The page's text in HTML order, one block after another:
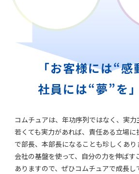
「お客様には“感
社員には“夢”を
コムチュアは、年功序列ではなく、実力
若くても実力があれば、責任ある立場
で部長、本部長になることも珍しくあり
会社の基盤を使って、自分の力を伸ば
ありますので、ぜひコムチュアで成長